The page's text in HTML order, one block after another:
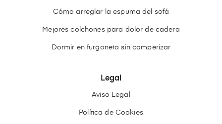
Cómo arreglar la espuma del sofá
Mejores colchones para dolor de cadera
Dormir en furgoneta sin camperizar
Legal
Aviso Legal
Política de Cookies